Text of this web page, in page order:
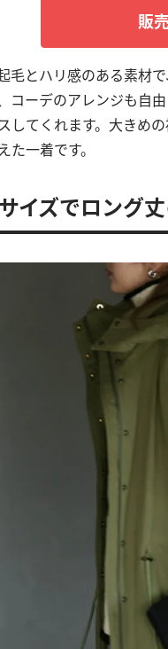
販
毛とハリ感のある素材
コーデのアレンジも自
してくれます。大きめ
た一着です。
イズでロング